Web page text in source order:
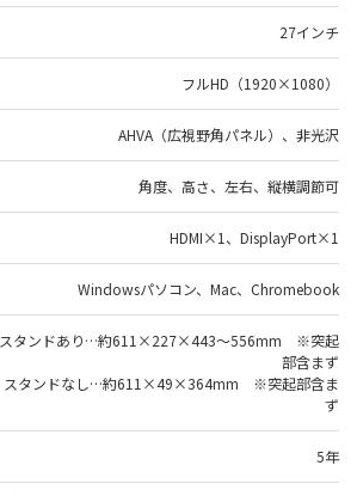
27インチ
フルHD（1920×1080）
AHVA（広視野角パネル）、非光沢
角度、高さ、左右、縦横調節可
HDMI×1、DisplayPort×1
Windowsパソコン、Mac、Chromebook
スタンドあり…約611×227×443～556mm ※突起
部含まず
スタンドなし…約611×49×364mm ※突起部含ま
ず
5年